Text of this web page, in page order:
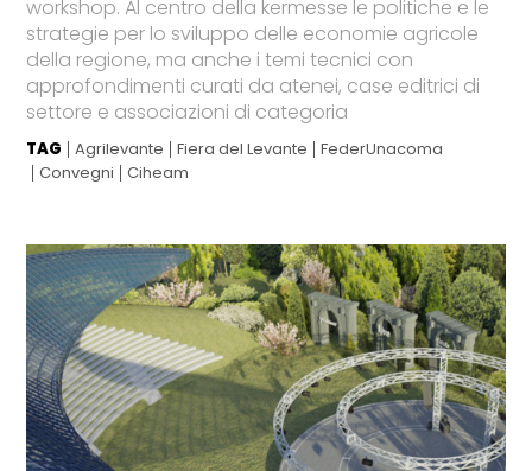
workshop. Al centro della kermesse le politiche e le
strategie per lo sviluppo delle economie agricole
della regione, ma anche i temi tecnici con
approfondimenti curati da atenei, case editrici di
settore e associazioni di categoria
TAG Agrilevante Fiera del Levante
FederUnacoma
Convegni
Ciheam